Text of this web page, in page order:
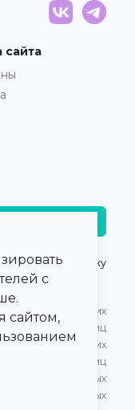
сайта
— 2026,ПроКлинику
для Юридических
лиц
для Физических
лиц
персональных
данных
с
сайтом,